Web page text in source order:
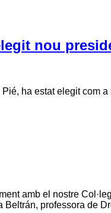
nou
elegit com a nou
amb el nostre
professora de